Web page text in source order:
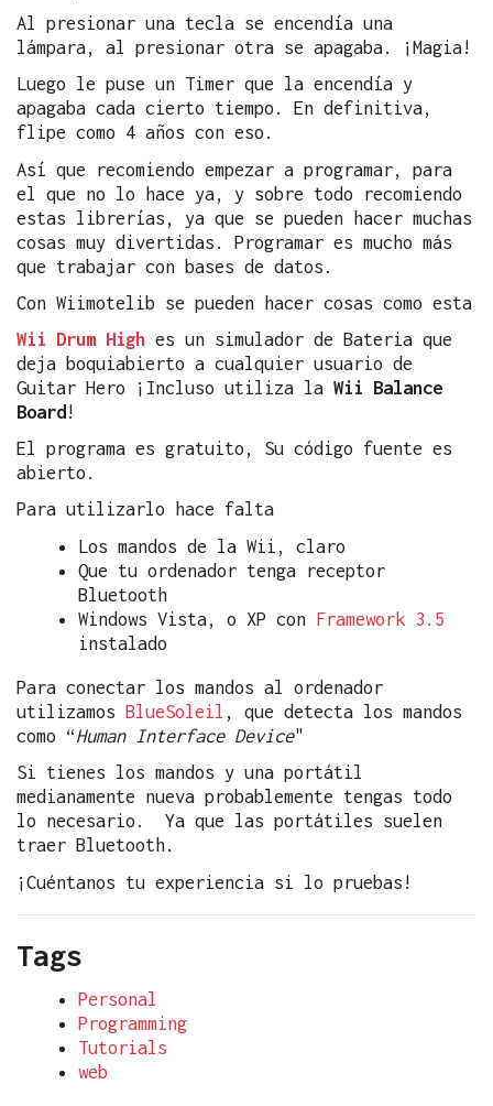
Al presionar una tecla se encendía una
lámpara, al presionar otra se apagaba. ¡Magia!
Luego le puse un Timer que la encendía y
apagaba cada cierto tiempo. En definitiva,
flipe como 4 años con eso.
Así que recomiendo empezar a programar, para
el que no lo hace ya, y sobre todo recomiendo
estas librerías, ya que se pueden hacer muchas
cosas muy divertidas. Programar es mucho más
que trabajar con bases de datos.
Con Wiimotelib se pueden hacer cosas como esta
Wii Drum High es un simulador de Bateria que
deja boquiabierto a cualquier usuario de
Guitar Hero ¡Incluso utiliza la Wii Balance
Board!
El programa es gratuito, Su código fuente es
abierto.
Para utilizarlo hace falta
Los mandos de la Wii, claro
Que tu ordenador tenga receptor
Bluetooth
Windows Vista, o XP con Framework 3.5
instalado
Para conectar los mandos al ordenador
utilizamos BlueSoleil , que detecta los mandos
como “Human Interface Device"
Si tienes los mandos y una portátil
medianamente nueva probablemente tengas todo
lo necesario. Ya que las portátiles suelen
traer Bluetooth.
¡Cuéntanos tu experiencia si lo pruebas!
Tags
Personal
Programming
Tutorials
web